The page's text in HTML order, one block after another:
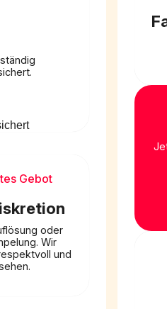
Gebot
oder
Wir
und